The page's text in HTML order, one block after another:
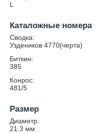
L
Каталожные номера
Сводка:
Уздеников 4770(черта)
Биткин:
385
Конрос:
481/5
Размер
Диаметр:
21.3 мм